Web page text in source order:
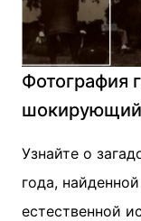
Фотография
шокирующий
Узнайте о
года,
естественной